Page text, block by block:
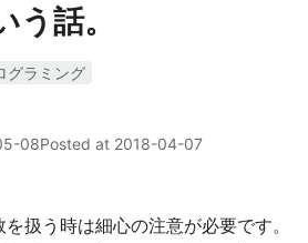
話。
グラミング
08Posted at 2018-04-07
扱う時は細心の注意が必要です。